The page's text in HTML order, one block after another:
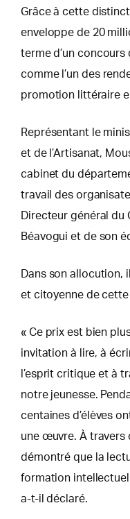
Grâce à cette
enveloppe de 20
terme d’un concours
comme l’un des
promotion littéraire
Représentant le
et de l’Artisanat,
cabinet du
travail des
Directeur général du
Béavogui et de son
Dans son
et citoyenne de
« Ce prix est bien
invitation à lire, à
l’esprit critique et à
notre jeunesse.
centaines d’élèves
une œuvre. À travers
démontré que la
formation
a-t-il déclaré.